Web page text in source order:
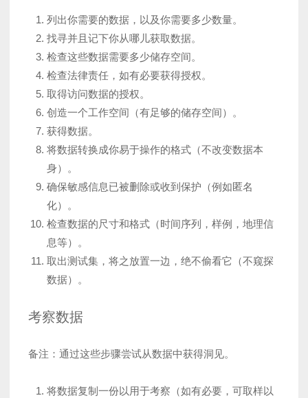
列出你需要的数据，以及你需要多少数量。
找寻并且记下你从哪儿获取数据。
检查这些数据需要多少储存空间。
检查法律责任，如有必要获得授权。
取得访问数据的授权。
创造一个工作空间（有足够的储存空间）。
获得数据。
将数据转换成你易于操作的格式（不改变数据本
身）。
确保敏感信息已被删除或收到保护（例如匿名
化）。
检查数据的尺寸和格式（时间序列，样例，地理信
息等）。
取出测试集，将之放置一边，绝不偷看它（不窥探
数据）。
考察数据
备注：通过这些步骤尝试从数据中获得洞见。
将数据复制一份以用于考察（如有必要，可取样以